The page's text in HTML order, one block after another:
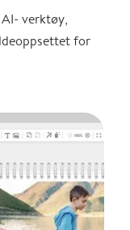
verktøy,
for